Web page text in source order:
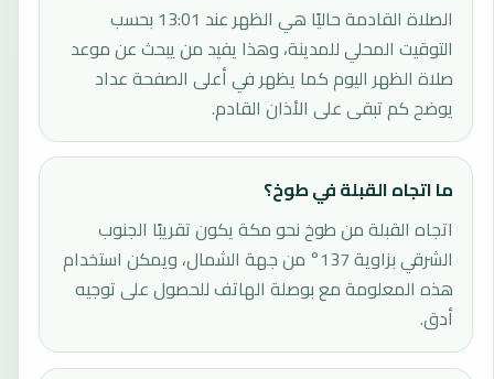
الصلاة القادمة حاليًا هي الظهر عند 13:01 بحسب
التوقيت المحلي للمدينة، وهذا يفيد من يبحث عن موعد
صلاة الظهر اليوم كما يظهر في أعلى الصفحة عداد
يوضح كم تبقى على الأذان القادم.
ما اتجاه القبلة في طوخ؟
اتجاه القبلة من طوخ نحو مكة يكون تقريبًا الجنوب
الشرقي بزاوية 137° من جهة الشمال، ويمكن استخدام
هذه المعلومة مع بوصلة الهاتف للحصول على توجيه
أدق.